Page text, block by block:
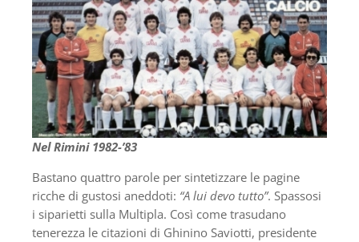
Nel Rimini 1982-’83
Bastano quattro parole per sintetizzare le pagine
ricche di gustosi aneddoti: “A lui devo tutto”. Spassosi
i siparietti sulla Multipla. Così come trasudano
tenerezza le citazioni di Ghinino Saviotti, presidente